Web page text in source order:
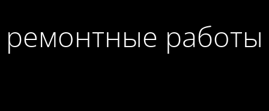
ремонтные работы